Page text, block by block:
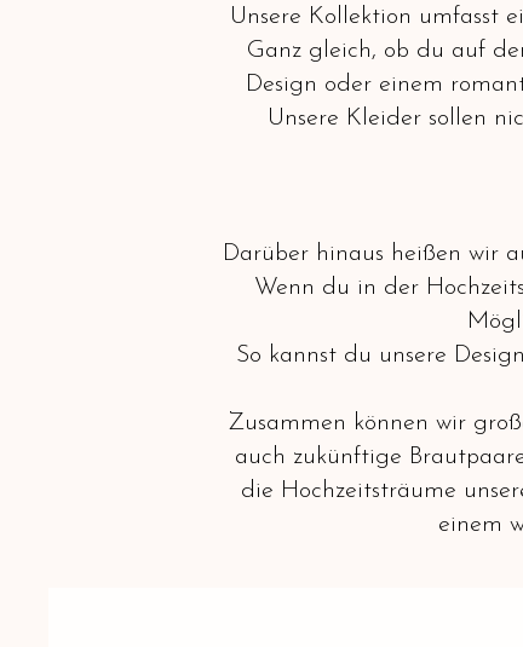
Unsere Kollektion umfasst
Ganz gleich, ob du auf
Design oder einem
Unsere Kleider sollen
Darüber hinaus heißen wir
Wenn du in der
So kannst du unsere
Zusammen können wir
auch zukünftige
die Hochzeitsträume
einem